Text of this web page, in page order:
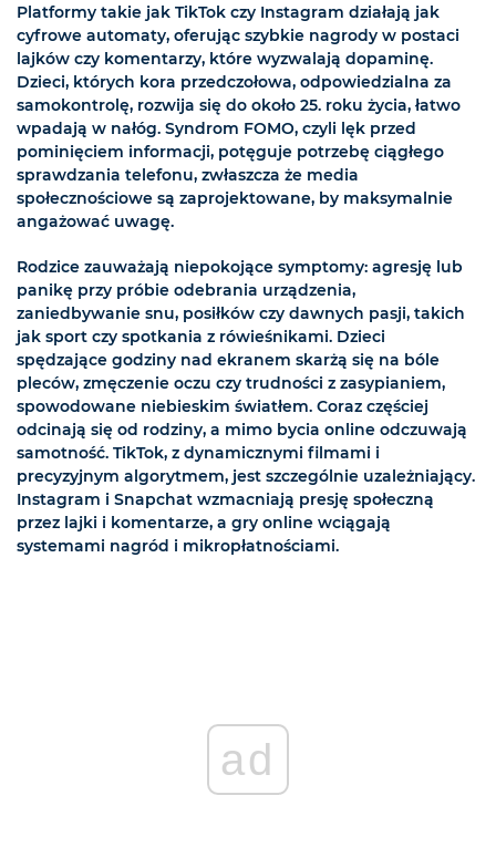
Platformy takie jak TikTok czy Instagram działają jak
cyfrowe automaty, oferując szybkie nagrody w postaci
lajków czy komentarzy, które wyzwalają dopaminę.
Dzieci, których kora przedczołowa, odpowiedzialna za
samokontrolę, rozwija się do około 25. roku życia, łatwo
wpadają w nałóg. Syndrom FOMO, czyli lęk przed
pominięciem informacji, potęguje potrzebę ciągłego
sprawdzania telefonu, zwłaszcza że media
społecznościowe są zaprojektowane, by maksymalnie
angażować uwagę.
Rodzice zauważają niepokojące symptomy: agresję lub
panikę przy próbie odebrania urządzenia,
zaniedbywanie snu, posiłków czy dawnych pasji, takich
jak sport czy spotkania z rówieśnikami. Dzieci
spędzające godziny nad ekranem skarżą się na bóle
pleców, zmęczenie oczu czy trudności z zasypianiem,
spowodowane niebieskim światłem. Coraz częściej
odcinają się od rodziny, a mimo bycia online odczuwają
samotność. TikTok, z dynamicznymi filmami i
precyzyjnym algorytmem, jest szczególnie uzależniający.
Instagram i Snapchat wzmacniają presję społeczną
przez lajki i komentarze, a gry online wciągają
systemami nagród i mikropłatnościami.
ad